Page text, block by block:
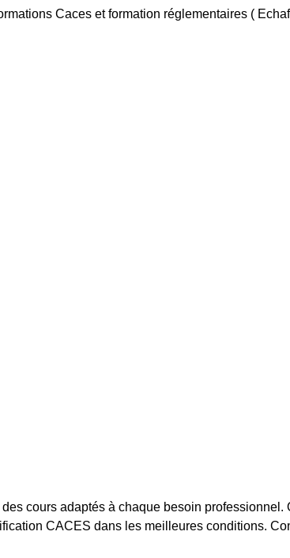
Caces et formation réglementaires (
cours adaptés à chaque besoin
CACES dans les meilleures conditions.